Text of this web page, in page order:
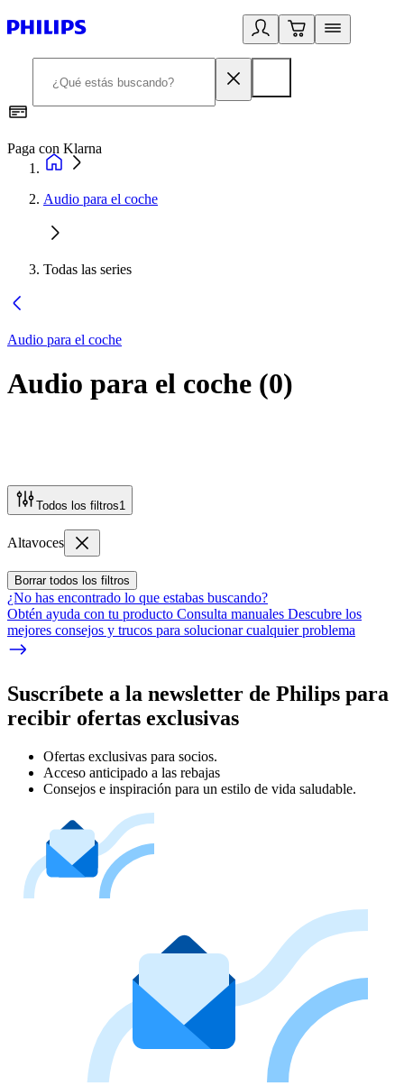
Paga con Klarna
Audio para el coche
Todas las series
Audio para el coche
Audio para el coche (0)
Todos los filtros1
Altavoces
Borrar todos los filtros
¿No has encontrado lo que estabas buscando?
Obtén ayuda con tu producto Consulta manuales Descubre los
mejores consejos y trucos para solucionar cualquier problema
Suscríbete a la newsletter de Philips para
recibir ofertas exclusivas
Ofertas exclusivas para socios.
Acceso anticipado a las rebajas
Consejos e inspiración para un estilo de vida saludable.